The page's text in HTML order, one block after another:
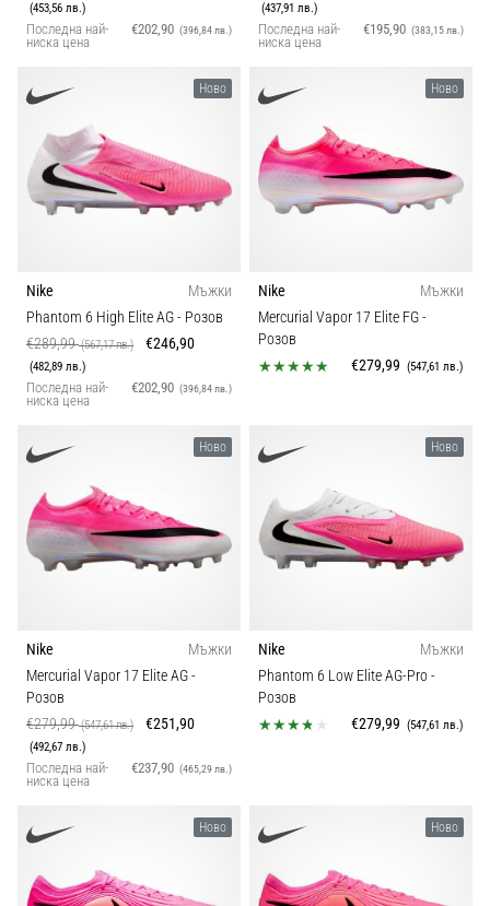
всички
статии
(453,56 лв.)
Последна най-
ниска цена
€202,90 (396,84 лв.)
(437,91 лв.)
Последна най-
ниска цена
€195,90 (383,15 лв.)
Ново
Nike
Мъжки
Phantom 6 High Elite AG- Розов
€289,99(567,17 лв.) €246,90
(482,89 лв.)
Последна най-
ниска цена
€202,90 (396,84 лв.)
Ново
Nike
Мъжки
Mercurial Vapor 17 Elite FG-
Розов
€279,99 (547,61 лв.)
Ново
Nike
Мъжки
Mercurial Vapor 17 Elite AG-
Розов
€279,99(547,61 лв.) €251,90
(492,67 лв.)
Последна най-
ниска цена
€237,90 (465,29 лв.)
Ново
Nike
Мъжки
Phantom 6 Low Elite AG-Pro-
Розов
€279,99 (547,61 лв.)
Ново Ново